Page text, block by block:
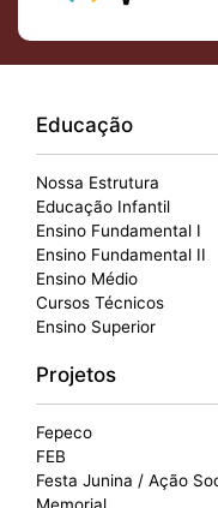
Educação
Nossa Estrutura
Educação Infantil
Ensino Fundamental I
Ensino Fundamental II
Ensino Médio
Cursos Técnicos
Ensino Superior
Projetos
Fepeco
FEB
Festa Junina / Ação